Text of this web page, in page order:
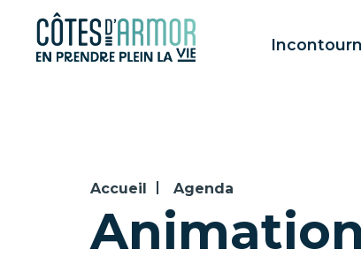
Panneau de gestion des cookies
Accueil Agenda